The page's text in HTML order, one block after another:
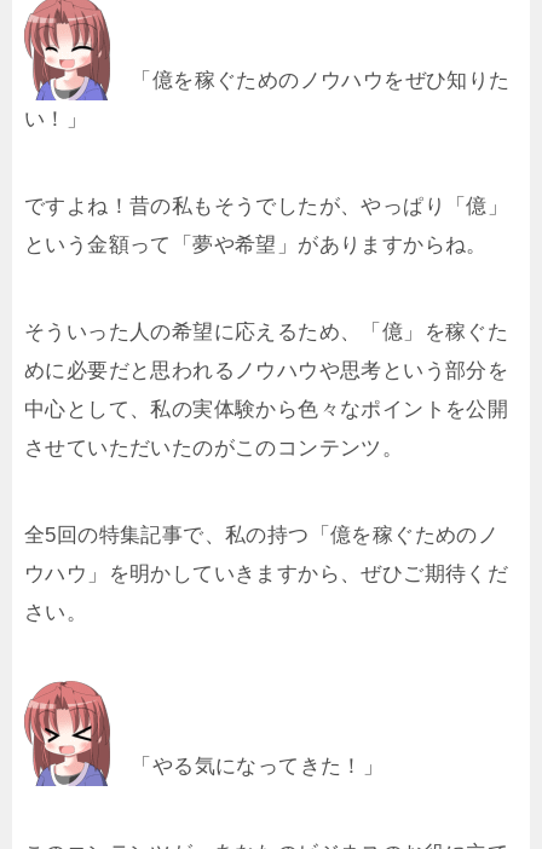
「億を稼ぐためのノウハウをぜひ知りた
い！」
ですよね！昔の私もそうでしたが、やっぱり「億」
という金額って「夢や希望」がありますからね。
そういった人の希望に応えるため、「億」を稼ぐた
めに必要だと思われるノウハウや思考という部分を
中心として、私の実体験から色々なポイントを公開
させていただいたのがこのコンテンツ。
全5回の特集記事で、私の持つ「億を稼ぐためのノ
ウハウ」を明かしていきますから、ぜひご期待くだ
さい。
「やる気になってきた！」